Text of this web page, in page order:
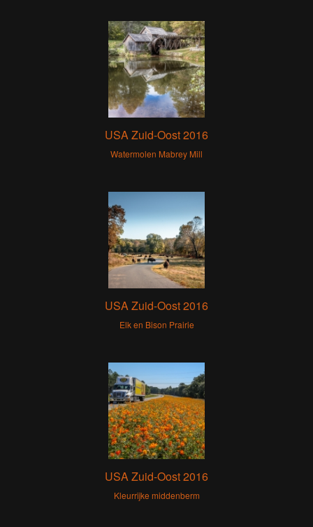
USA Zuid-Oost 2016
Watermolen Mabrey Mill
USA Zuid-Oost 2016
Elk en Bison Prairie
USA Zuid-Oost 2016
Kleurrijke middenberm